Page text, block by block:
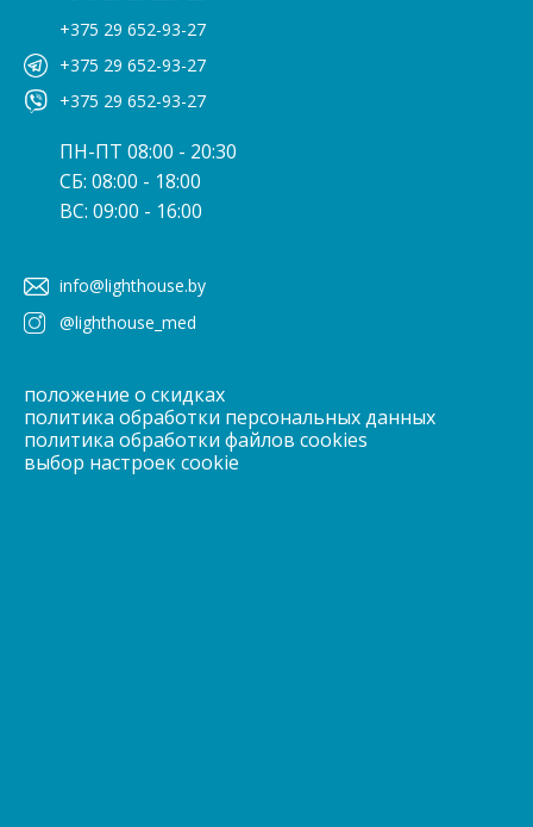
+375 29 652-93-27
+375 29 652-93-27
+375 29 652-93-27
ПН-ПТ 08:00 - 20:30
СБ: 08:00 - 18:00
ВС: 09:00 - 16:00
info@lighthouse.by
@lighthouse_med
положение о скидках
политика обработки персональных данных
политика обработки файлов cookies
выбор настроек cookie